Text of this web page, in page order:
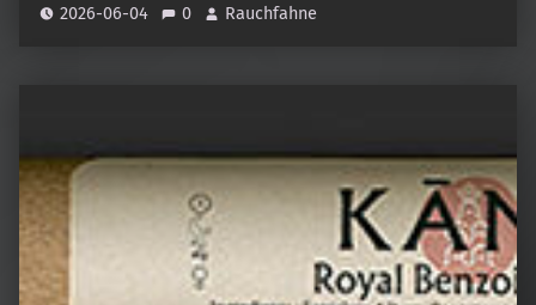
2026-06-04 0 Rauchfahne